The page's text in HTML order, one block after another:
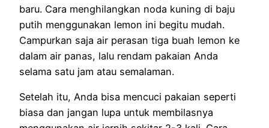
baru. Cara menghilangkan noda kuning di baju
putih menggunakan lemon ini begitu mudah.
Campurkan saja air perasan tiga buah lemon ke
dalam air panas, lalu rendam pakaian Anda
selama satu jam atau semalaman.
Setelah itu, Anda bisa mencuci pakaian seperti
biasa dan jangan lupa untuk membilasnya